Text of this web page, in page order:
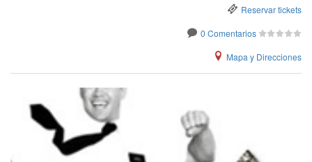
Reservar tickets
0 Comentarios
Mapa y Direcciones